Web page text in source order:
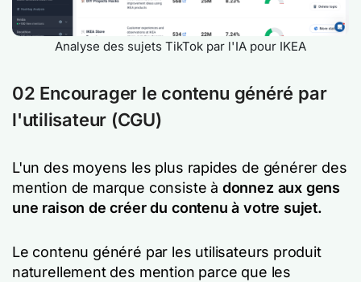
Analyse des sujets TikTok par l'IA pour IKEA
02 Encourager le contenu généré par
l'utilisateur (CGU)
L'un des moyens les plus rapides de générer des
mention de marque consiste à donnez aux gens
une raison de créer du contenu à votre sujet.
Le contenu généré par les utilisateurs produit
naturellement des mention parce que les